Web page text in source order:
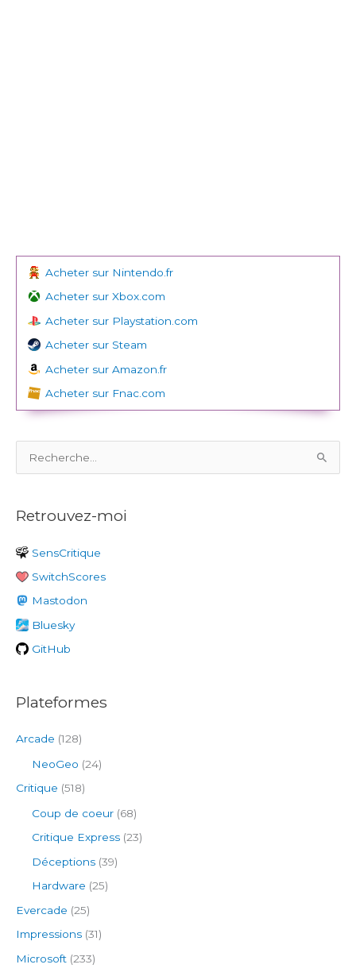
Acheter sur Nintendo.fr
Acheter sur Xbox.com
Acheter sur Playstation.com
Acheter sur Steam
Acheter sur Amazon.fr
Acheter sur Fnac.com
e
h
r
c
h
e
r
Retrouvez-moi
SensCritique
SwitchScores
Mastodon
Bluesky
GitHub
Plateformes
Arcade (128)
NeoGeo (24)
Critique (518)
Coup de coeur (68)
Critique Express (23)
Déceptions (39)
Hardware (25)
Evercade (25)
Impressions (31)
Microsoft (233)